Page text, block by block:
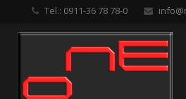
Tel.: 0911-36 78 78-0